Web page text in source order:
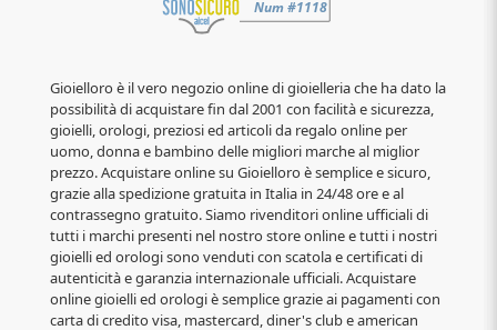
Gioielloro è il vero negozio online di gioielleria che ha dato la
possibilità di acquistare fin dal 2001 con facilità e sicurezza,
gioielli, orologi, preziosi ed articoli da regalo online per
uomo, donna e bambino delle migliori marche al miglior
prezzo. Acquistare online su Gioielloro è semplice e sicuro,
grazie alla spedizione gratuita in Italia in 24/48 ore e al
contrassegno gratuito. Siamo rivenditori online ufficiali di
tutti i marchi presenti nel nostro store online e tutti i nostri
gioielli ed orologi sono venduti con scatola e certificati di
autenticità e garanzia internazionale ufficiali. Acquistare
online gioielli ed orologi è semplice grazie ai pagamenti con
carta di credito visa, mastercard, diner's club e american